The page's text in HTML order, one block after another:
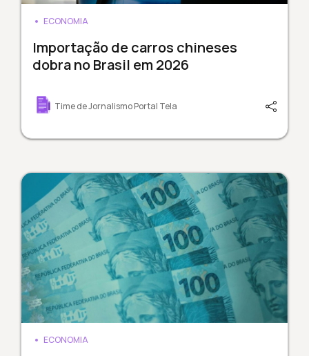
ECONOMIA
Importação de carros chineses
dobra no Brasil em 2026
Time de Jornalismo Portal Tela
ECONOMIA